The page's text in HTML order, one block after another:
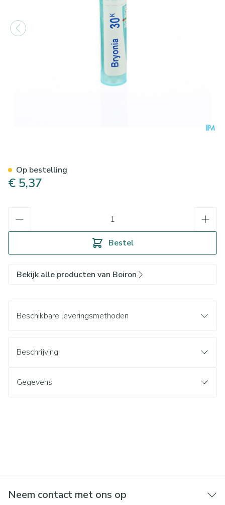
€ 5,37
Bestel
Op bestelling
Bekijk alle producten van Boiron
Beschikbare leveringsmethoden
Beschrijving
Gegevens
Neem contact met ons op